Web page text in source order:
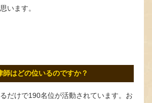
います。
師はどの位いるのですか？
だけで190名位が活動されています。お